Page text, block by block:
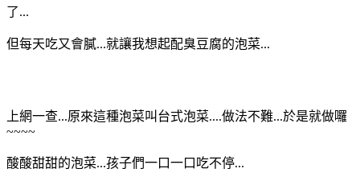
了...
但每天吃又會膩...就讓我想起配臭豆腐的泡菜...
上網一查...原來這種泡菜叫台式泡菜....做法不難...於是就做囉
~~~~
酸酸甜甜的泡菜...孩子們一口一口吃不停...